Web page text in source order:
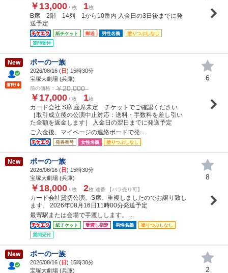
￥13,000 / 枚 1枚
B席 2階 14列 1から10番内 入金日の3日後までに発
送予定
紙チケット 郵送 男性名義
塗りつぶしなし
質問受付
New ポーの一族
2026/08/16 (日) 15時30分
宝塚大劇場 (兵庫)
前の価格： ￥20,000
￥17,000 / 枚 1枚
カード会社 S席 座席未定 チケットでご確認ください
［取引成立後の公演中止対応：送料・手数料を差し引い
た全額を返金します］ 入金日の翌日までに発送予定
ご入金後、マイページの連絡ボードで発...
発券番号 女性名義 塗りつぶしなし
6
New ポーの一族
2026/08/16 (日) 15時30分
宝塚大劇場 (兵庫)
￥18,000 / 枚 2枚 連番 【バラ売り可】
カード会社貸切公演。S席。重複しましたのでお譲り致し
ます。 2026年08月16日11時00分発送予定
最寄駅または会場で手渡しします。 ...
紙チケット 受渡し指定 男性名義
塗りつぶしなし
質問受付
8
New ポーの一族
2026/08/16 (日) 15時30分
宝塚大劇場 (兵庫)
2